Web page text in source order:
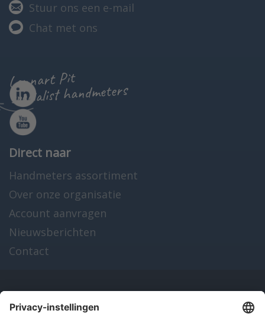
Stuur ons een e-mail
Chat met ons
Lennart Pit
specialist handmeters
Direct naar
Handmeters assortiment
Over onze organisatie
Account aanvragen
Nieuwsberichten
Contact
Onze producten
en diensten